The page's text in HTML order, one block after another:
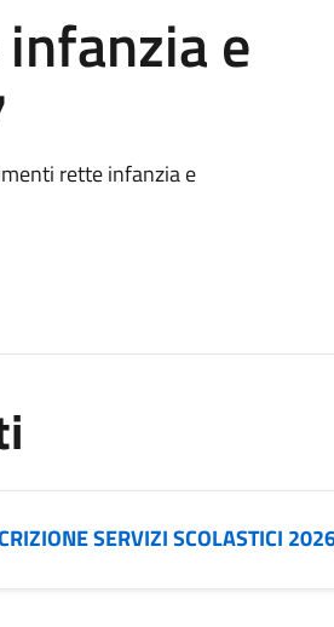
e
rette infanzia e
SERVIZI SCOLASTICI